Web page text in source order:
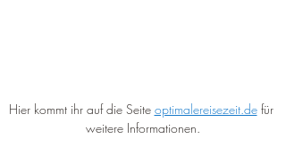
Hier kommt ihr auf die Seite optimalereisezeit.de für
weitere Informationen.